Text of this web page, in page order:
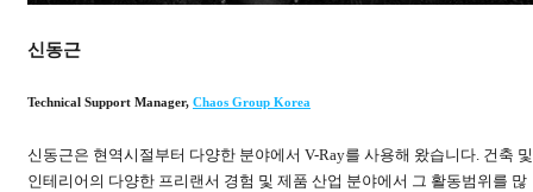
신동근
Technical Support Manager, Chaos Group Korea
신동근은 현역시절부터 다양한 분야에서 V-Ray를 사용해 왔습니다. 건축 및
인테리어의 다양한 프리랜서 경험 및 제품 산업 분야에서 그 활동범위를 많